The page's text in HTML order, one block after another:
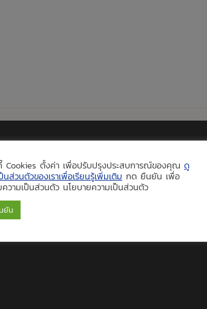
Cookies ตั้งค่า เพื่อปรับปรุงประสบการณ์ของคุณ ดู
นส่วนตัวของเราเพื่อเรียนรู้เพิ่มเติม กด ยืนยัน เพื่อ
วามเป็นส่วนตัว นโยบายความเป็นส่วนตัว
ยัน